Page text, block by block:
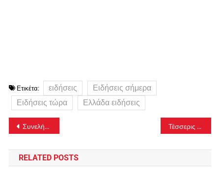
Ετικέτα: ειδήσεις
Ειδήσεις σήμερα
Ειδήσεις τώρα
Ελλάδα ειδήσεις
Πλοήγηση
άρθρων
Συνελήφθησαν πατέρας και γιος στη Χαλκιδική για διακίνηση ναρκωτικών Τέσσερις συλλήψεις για τρεις φωτιές από αμέλεια σε Αργολίδα, Καβάλα και Κορινθία
RELATED POSTS